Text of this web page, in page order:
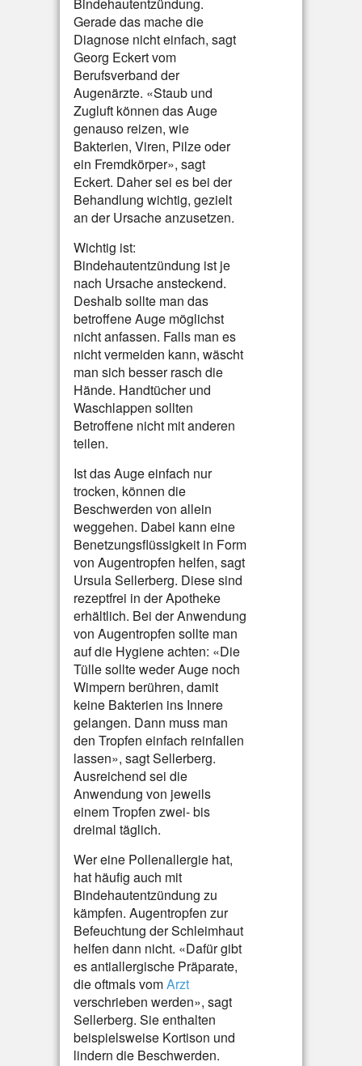
Gerade das mache die
Diagnose nicht einfach, sagt
Georg Eckert vom
Berufsverband der
Augenärzte. «Staub und
Zugluft können das Auge
genauso reizen, wie
Bakterien, Viren, Pilze oder
ein Fremdkörper», sagt
Eckert. Daher sei es bei der
Behandlung wichtig, gezielt
an der Ursache anzusetzen.
Wichtig ist:
Bindehautentzündung ist je
nach Ursache ansteckend.
Deshalb sollte man das
betroffene Auge möglichst
nicht anfassen. Falls man es
nicht vermeiden kann, wäscht
man sich besser rasch die
Hände. Handtücher und
Waschlappen sollten
Betroffene nicht mit anderen
teilen.
Ist das Auge einfach nur
trocken, können die
Beschwerden von allein
weggehen. Dabei kann eine
Benetzungsflüssigkeit in Form
von Augentropfen helfen, sagt
Ursula Sellerberg. Diese sind
rezeptfrei in der Apotheke
erhältlich. Bei der Anwendung
von Augentropfen sollte man
auf die Hygiene achten: «Die
Tülle sollte weder Auge noch
Wimpern berühren, damit
keine Bakterien ins Innere
gelangen. Dann muss man
den Tropfen einfach reinfallen
lassen», sagt Sellerberg.
Ausreichend sei die
Anwendung von jeweils
einem Tropfen zwei- bis
dreimal täglich.
Wer eine Pollenallergie hat,
hat häufig auch mit
Bindehautentzündung zu
kämpfen. Augentropfen zur
Befeuchtung der Schleimhaut
helfen dann nicht. «Dafür gibt
es antiallergische Präparate,
die oftmals vomArzt
verschrieben werden», sagt
Sellerberg. Sie enthalten
beispielsweise Kortison und
lindern die Beschwerden.